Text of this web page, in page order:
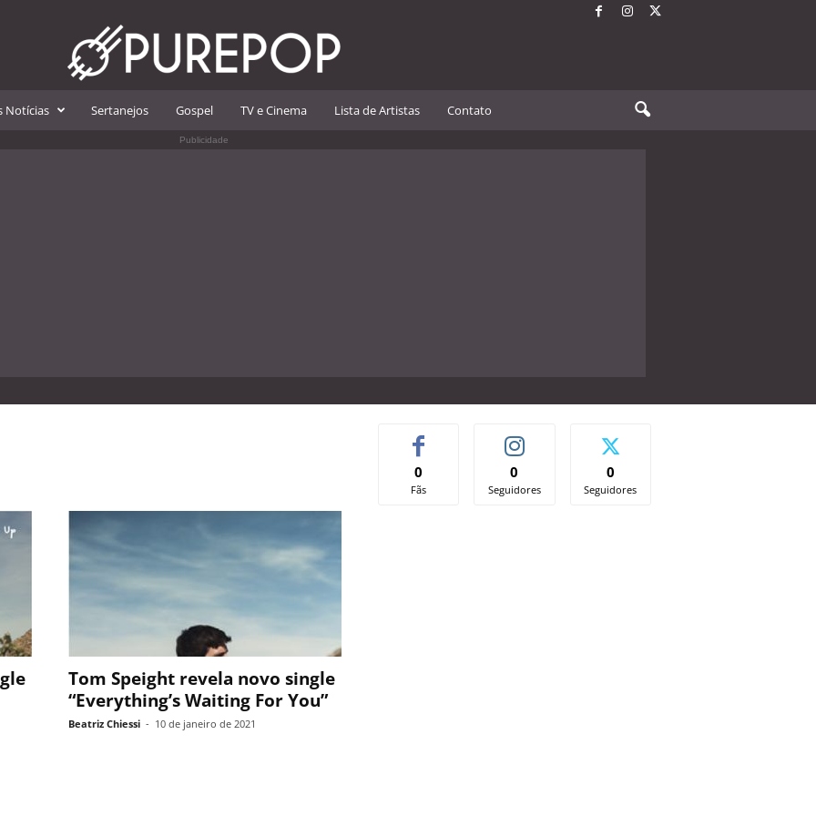
Notícias Sertanejos Gospel TV e Cinema Lista de Artistas Contato
Publicidade
Tom Speight revela novo single
“Everything’s Waiting For You”
Beatriz Chiessi - 10 de janeiro de 2021
0
Fãs
0
Seguidores
0
Seguidores